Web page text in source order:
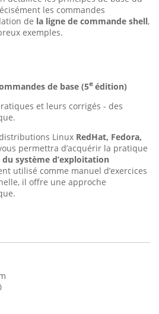
les commandes
de la ligne de commande shell,
exemples.
: Linux
de base (5e édition)
et leurs corrigés - des
Linux RedHat, Fedora,
permettra d’acquérir la pratique
du système d’exploitation
utilisé comme manuel d’exercices
il offre une approche